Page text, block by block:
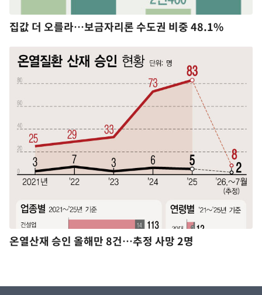
집값 더 오를라…보금자리론 수도권 비중 48.1%
온열산재 승인 올해만 8건…추정 사망 2명